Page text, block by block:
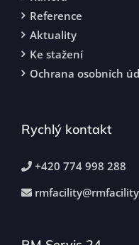
Reference
Aktuality
Ke stažení
Ochrana osobních
Rychlý kontakt
+420 774 998 288